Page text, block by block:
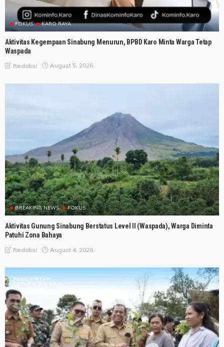
FOKUS KARO RAYA
Aktivitas Kegempaan Sinabung Menurun, BPBD Karo Minta Warga Tetap
Waspada
Redaksi August 5, 2026
BREAKING NEWS FOKUS
Aktivitas Gunung Sinabung Berstatus Level II (Waspada), Warga Diminta
Patuhi Zona Bahaya
Redaksi August 4, 2026